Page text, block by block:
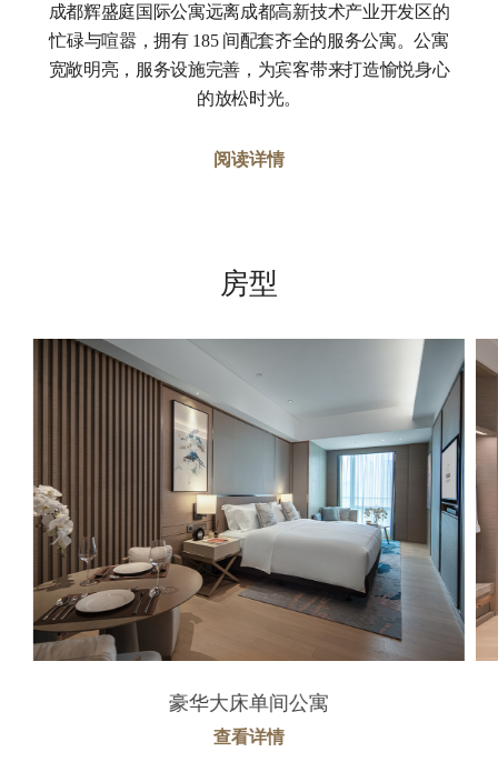
成都辉盛庭国际公寓远离成都高新技术产业开发区的
忙碌与喧嚣，拥有 185 间配套齐全的服务公寓。公寓
宽敞明亮，服务设施完善，为宾客带来打造愉悦身心
的放松时光。
阅读详情
房型
豪华大床单间公寓
查看详情